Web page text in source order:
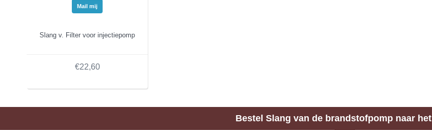
Mail mij
Slang v. Filter voor injectiepomp
€22,60
Bestel Slang van de brandstofpomp naar